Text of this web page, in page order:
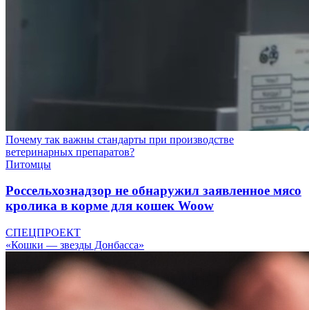
Почему так важны стандарты при производстве
ветеринарных препаратов?
Питомцы
Россельхознадзор не обнаружил заявленное мясо
кролика в корме для кошек Woow
СПЕЦПРОЕКТ
«Кошки — звезды Донбасса»